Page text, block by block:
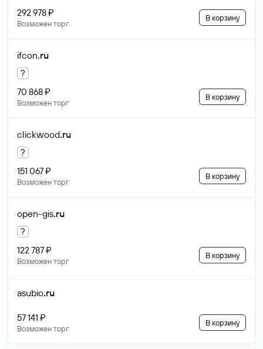
292 978 ₽
Возможен торг
В корзину
ifcon.ru
?
70 868 ₽
Возможен торг
В корзину
clickwood.ru
?
151 067 ₽
Возможен торг
В корзину
open-gis.ru
?
122 787 ₽
Возможен торг
В корзину
asubio.ru
57 141 ₽
Возможен торг
В корзину